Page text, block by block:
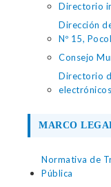
Directorio
Dirección
Nº 15,
Consejo
Directorio
electrónicos
MARCO
Normativa de
Pública